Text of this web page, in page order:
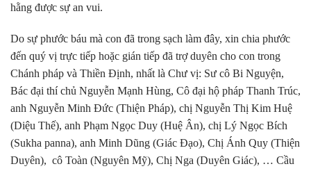
hằng được sự an vui.
Do sự phước báu mà con đã trong sạch làm đây, xin chia phước
đến quý vị trực tiếp hoặc gián tiếp đã trợ duyên cho con trong
Chánh pháp và Thiền Định, nhất là Chư vị: Sư cô Bi Nguyện,
Bác đại thí chủ Nguyễn Mạnh Hùng, Cô đại hộ pháp Thanh Trúc,
anh Nguyễn Minh Đức (Thiện Pháp), chị Nguyễn Thị Kim Huệ
(Diệu Thế), anh Phạm Ngọc Duy (Huệ Ân), chị Lý Ngọc Bích
(Sukha panna), anh Minh Dũng (Giác Đạo), Chị Ánh Quy (Thiện
Duyên), cô Toàn (Nguyên Mỹ), Chị Nga (Duyên Giác), … Cầu